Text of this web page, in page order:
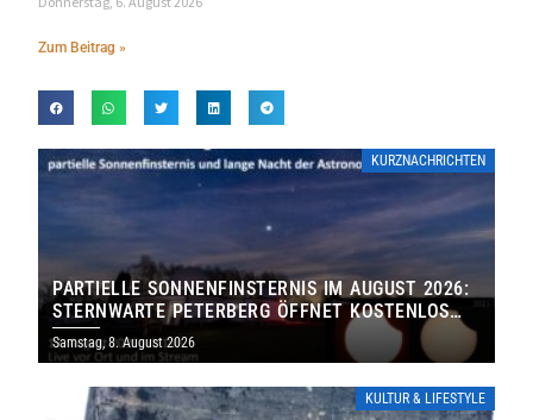
Zum Beitrag »
KURZNACHRICHTEN
PARTIELLE SONNENFINSTERNIS IM AUGUST 2026:
STERNWARTE PETERBERG ÖFFNET KOSTENLOS
IHRE TORE
Samstag, 8. August 2026
KULTUR & LIFESTYLE